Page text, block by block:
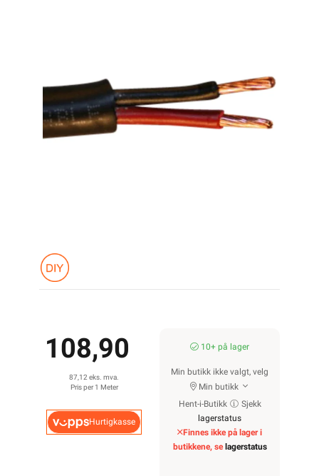
108,90
87,12 eks. mva.
Pris per 1 Meter
Hurtigkasse
10+ på lager
Min butikk ikke valgt, velg
Min butikk
Hent-i-Butikk
Sjekk
lagerstatus
Finnes ikke på lager i
butikkene, se lagerstatus